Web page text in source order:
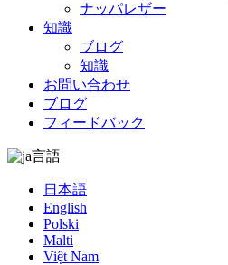
ナッパレザー
知識
ブログ
知識
お問い合わせ
ブログ
フィードバック
言語
日本語
English
Polski
Malti
Việt Nam